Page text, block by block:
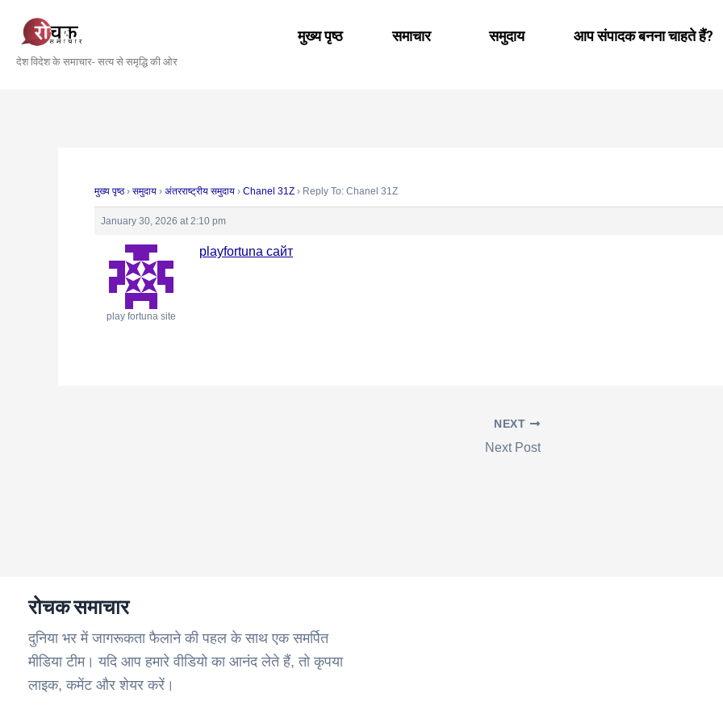
content
देश विदेश के समाचार- सत्य से समृद्धि की ओर
मुख्य पृष्ठ समाचार समुदाय आप संपादक बनना चाहते हैं?
मुख्य पृष्ठ › समुदाय › अंतरराष्ट्रीय समुदाय › Chanel 31Z › Reply To: Chanel 31Z
January 30, 2026 at 2:10 pm
play fortuna site
playfortuna сайт
navigation
NEXT
Next Post
रोचक समाचार
दुनिया भर में जागरूकता फैलाने की पहल के साथ एक समर्पित
मीडिया टीम। यदि आप हमारे वीडियो का आनंद लेते हैं, तो कृपया
लाइक, कमेंट और शेयर करें।